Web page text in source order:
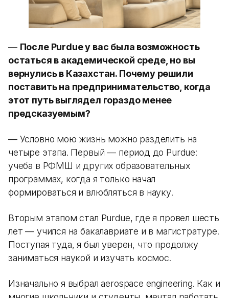
— После Purdue у вас была возможность
остаться в академической среде, но вы
вернулись в Казахстан. Почему решили
поставить на предпринимательство, когда
этот путь выглядел гораздо менее
предсказуемым?
— Условно мою жизнь можно разделить на
четыре этапа. Первый — период до Purdue:
учеба в РФМШ и других образовательных
программах, когда я только начал
формироваться и влюбляться в науку.
Вторым этапом стал Purdue, где я провел шесть
лет — учился на бакалавриате и в магистратуре.
Поступая туда, я был уверен, что продолжу
заниматься наукой и изучать космос.
Изначально я выбрал aerospace engineering. Как и